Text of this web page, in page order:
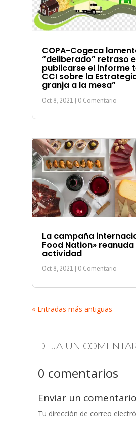
COPA-Cogeca
“deliberado” retraso
publicarse el informe
CCI sobre la
granja a la mesa”
Oct 8, 2021 | 0 Comentario
La campaña
Food Nation» reanuda
actividad
Oct 8, 2021 | 0 Comentario
« Entradas más antiguas
DEJA UN
0 comentarios
Enviar un comentario
Tu dirección de correo